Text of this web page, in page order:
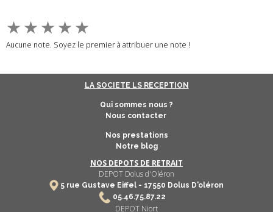
★★★★★
Aucune note. Soyez le premier à attribuer une note !
LA SOCIETE LS RECEPTION
Qui sommes nous ?
Nous contacter
Nos prestations
Notre blog
NOS DEPOTS DE RETRAIT
DEPOT Dolus d'Oléron
5 rue Gustave Eiffel - 17550 Dolus D'oléron
05.46.75.87.22
DEPOT Niort